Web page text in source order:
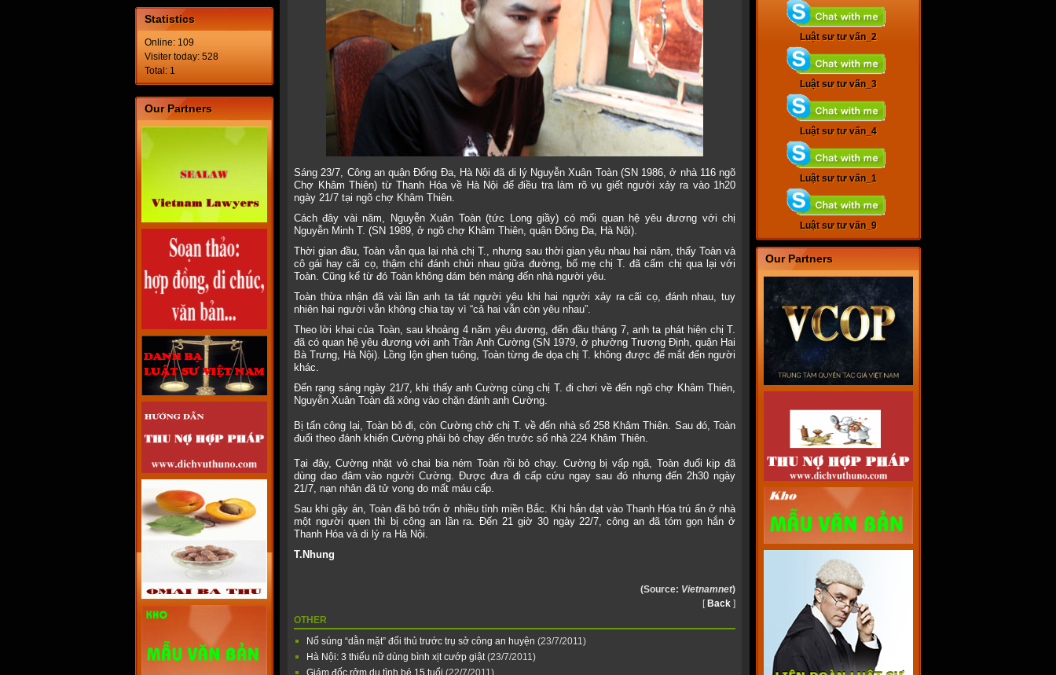
Statistics
Online: 109
Visiter today: 528
Total: 1
Our Partners
Sáng 23/7, Công an quận Đống Đa, Hà Nội đã di lý Nguyễn Xuân Toàn (SN 1986, ở nhà 116 ngõ
Chợ Khâm Thiên) từ Thanh Hóa về Hà Nội để điều tra làm rõ vụ giết người xảy ra vào 1h20
ngày 21/7 tại ngõ chợ Khâm Thiên.
Cách đây vài năm, Nguyễn Xuân Toàn (tức Long giầy) có mối quan hệ yêu đương với chị
Nguyễn Minh T. (SN 1989, ở ngõ chợ Khâm Thiên, quận Đống Đa, Hà Nội).
Thời gian đầu, Toàn vẫn qua lại nhà chị T., nhưng sau thời gian yêu nhau hai năm, thấy Toàn và
cô gái hay cãi cọ, thậm chí đánh chửi nhau giữa đường, bố mẹ chị T. đã cấm chị qua lại với
Toàn. Cũng kể từ đó Toàn không dám bén mảng đến nhà người yêu.
Toàn thừa nhận đã vài lần anh ta tát người yêu khi hai người xảy ra cãi cọ, đánh nhau, tuy
nhiên hai người vẫn không chia tay vì “cả hai vẫn còn yêu nhau”.
Theo lời khai của Toàn, sau khoảng 4 năm yêu đương, đến đầu tháng 7, anh ta phát hiện chị T.
đã có quan hệ yêu đương với anh Trần Anh Cường (SN 1979, ở phường Trương Định, quận Hai
Bà Trưng, Hà Nội). Lồng lộn ghen tuông, Toàn từng đe dọa chị T. không được để mắt đến người
khác.
Đến rạng sáng ngày 21/7, khi thấy anh Cường cùng chị T. đi chơi về đến ngõ chợ Khâm Thiên,
Nguyễn Xuân Toàn đã xông vào chặn đánh anh Cường.
Bị tấn công lại, Toàn bỏ đi, còn Cường chở chị T. về đến nhà số 258 Khâm Thiên. Sau đó, Toàn
đuổi theo đánh khiến Cường phải bỏ chạy đến trước số nhà 224 Khâm Thiên.
Tại đây, Cường nhặt vỏ chai bia ném Toàn rồi bỏ chạy. Cường bị vấp ngã, Toàn đuổi kịp đã
dùng dao đâm vào người Cường. Được đưa đi cấp cứu ngay sau đó nhưng đến 2h30 ngày
21/7, nạn nhân đã tử vong do mất máu cấp.
Sau khi gây án, Toàn đã bỏ trốn ở nhiều tỉnh miền Bắc. Khi hắn dạt vào Thanh Hóa trú ẩn ở nhà
một người quen thì bị công an lần ra. Đến 21 giờ 30 ngày 22/7, công an đã tóm gọn hắn ở
Thanh Hóa và di lý ra Hà Nội.
T.Nhung
(Source: Vietnamnet)
[ Back ]
OTHER
Nổ súng “dằn mặt” đối thủ trước trụ sở công an huyện (23/7/2011)
Hà Nội: 3 thiếu nữ dùng bình xịt cướp giật(23/7/2011)
Giám đốc rởm dụ tình bé 15 tuổi (22/7/2011)
Luật sư tư vấn_2
Luật sư tư vấn_3
Luật sư tư vấn_4
Luật sư tư vấn_1
Luật sư tư vấn_9
Our Partners